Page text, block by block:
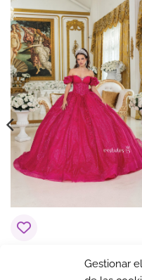
Gestionar
Vestido de 15 años
Euforia Fucsia